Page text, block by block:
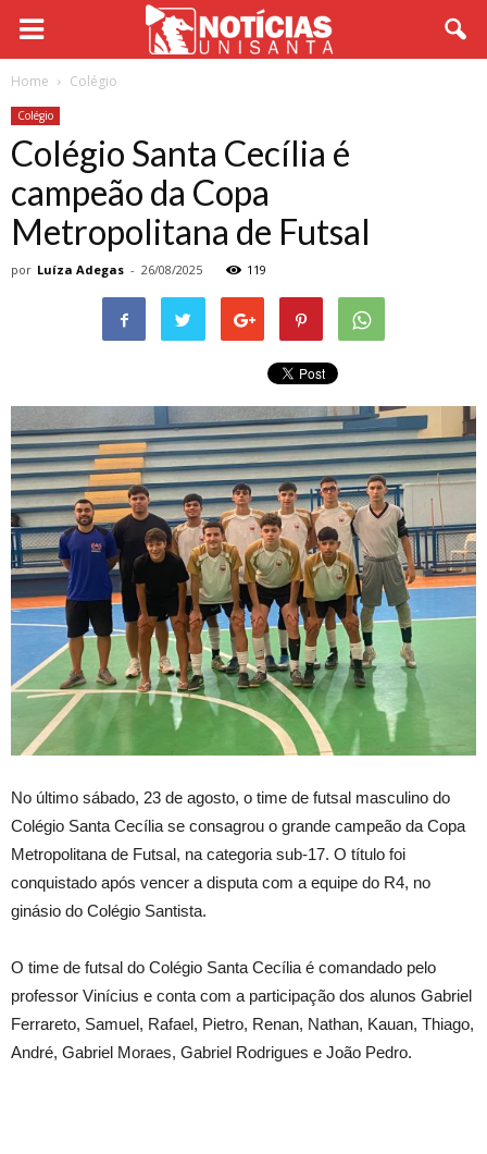
Home Colégio
Colégio
Colégio Santa Cecília é
campeão da Copa
Metropolitana de Futsal
por Luíza Adegas - 26/08/2025 119
No último sábado, 23 de agosto, o time de futsal masculino do
Colégio Santa Cecília se consagrou o grande campeão da Copa
Metropolitana de Futsal, na categoria sub-17. O título foi
conquistado após vencer a disputa com a equipe do R4, no
ginásio do Colégio Santista.
O time de futsal do Colégio Santa Cecília é comandado pelo
professor Vinícius e conta com a participação dos alunos Gabriel
Ferrareto, Samuel, Rafael, Pietro, Renan, Nathan, Kauan, Thiago,
André, Gabriel Moraes, Gabriel Rodrigues e João Pedro.